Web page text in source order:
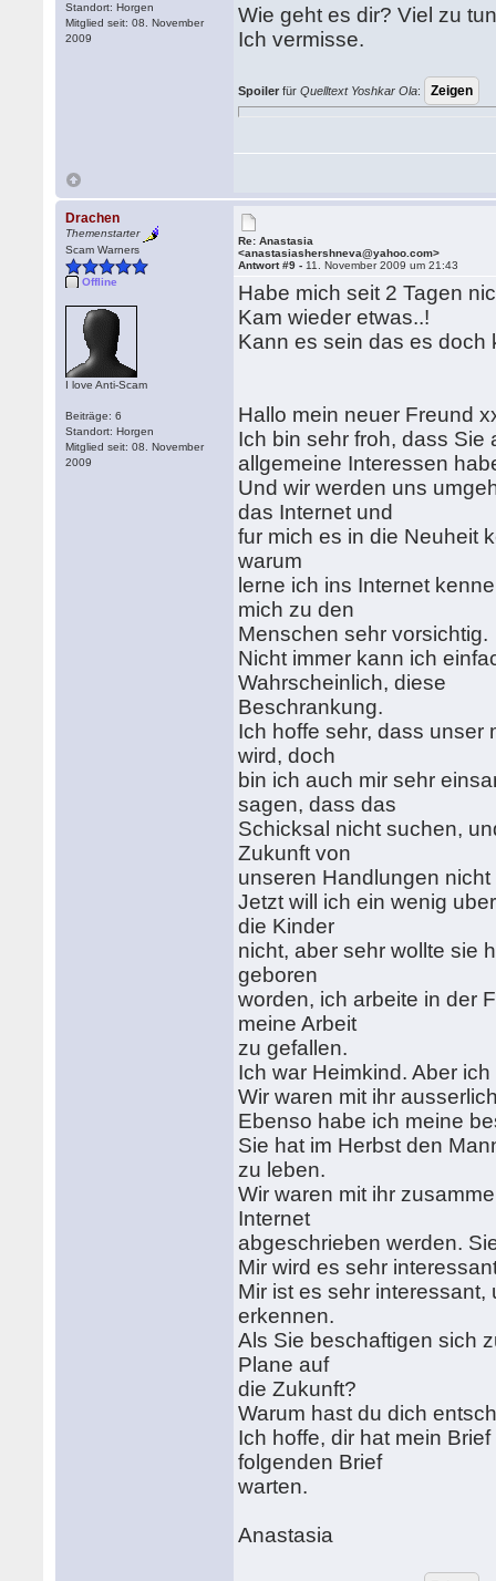
Standort: Horgen
Mitglied seit: 08. November
2009
Wie geht es dir? Viel zu
Ich vermisse.
Spoiler fürQuelltext Yoshkar Ola:
Drachen
Themenstarter
Scam Warners
Offline
I love Anti-Scam
Beiträge: 6
Standort: Horgen
Mitglied seit: 08. November
2009
Re: Anastasia
<anastasiashershneva@yahoo.com>
Antwort #9 - 11. November 2009 um 21:43
Habe mich seit 2 Tagen
Kam wieder etwas..!
Kann es sein das es doch
Hallo mein neuer Freund
Ich bin sehr froh, dass Sie
allgemeine Interessen
Und wir werden uns
das Internet und
fur mich es in die Neuheit
warum
lerne ich ins Internet
mich zu den
Menschen sehr vorsichtig.
Nicht immer kann ich
Wahrscheinlich, diese
Beschrankung.
Ich hoffe sehr, dass unser
wird, doch
bin ich auch mir sehr
sagen, dass das
Schicksal nicht suchen,
Zukunft von
unseren Handlungen nicht
Jetzt will ich ein wenig
die Kinder
nicht, aber sehr wollte sie
geboren
worden, ich arbeite in der
meine Arbeit
zu gefallen.
Ich war Heimkind. Aber
Wir waren mit ihr
Ebenso habe ich meine
Sie hat im Herbst den
zu leben.
Wir waren mit ihr
Internet
abgeschrieben werden.
Mir wird es sehr
Mir ist es sehr
erkennen.
Als Sie beschaftigen sich
Plane auf
die Zukunft?
Warum hast du dich
Ich hoffe, dir hat mein
folgenden Brief
warten.
Anastasia